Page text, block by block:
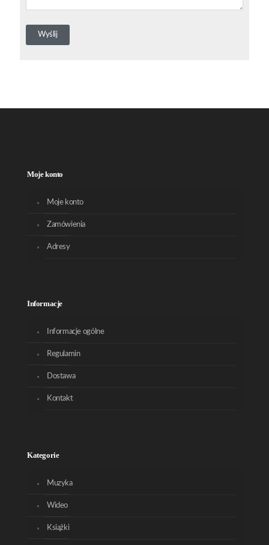
Moje konto
Moje konto
Zamówienia
Adresy
Informacje
Informacje ogólne
Regulamin
Dostawa
Kontakt
Kategorie
Muzyka
Wideo
Książki